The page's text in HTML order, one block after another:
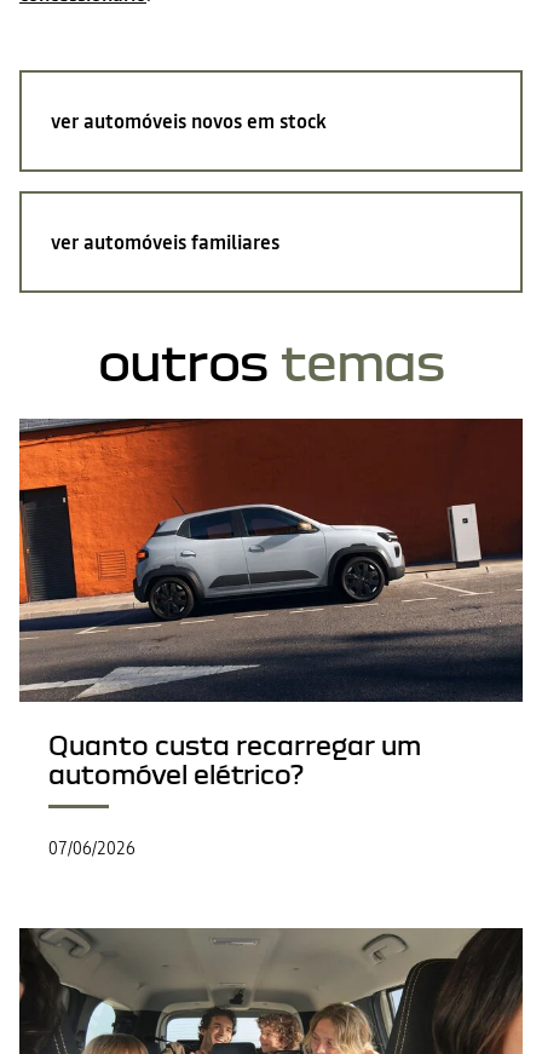
ver automóveis novos em stock
ver automóveis familiares
outros temas
Quanto custa recarregar um
automóvel elétrico?
07/06/2026